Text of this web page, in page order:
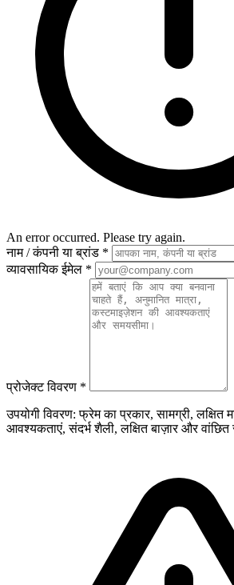
An error occurred. Please try again.
नाम / कंपनी या ब्रांड *
व्यावसायिक ईमेल *
प्रोजेक्ट विवरण *
उपयोगी विवरण: फ्रेम का प्रकार, सामग्री, लक्षित
आवश्यकताएं, संदर्भ शैली, लक्षित बाज़ार और वांछित